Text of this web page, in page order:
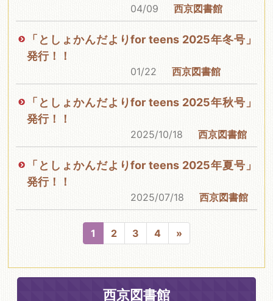
04/09 西京図書館
「としょかんだよりfor teens 2025年冬号」
発行！！
01/22 西京図書館
「としょかんだよりfor teens 2025年秋号」
発行！！
2025/10/18 西京図書館
「としょかんだよりfor teens 2025年夏号」
発行！！
2025/07/18 西京図書館
1 2 3 4 »
西京図書館